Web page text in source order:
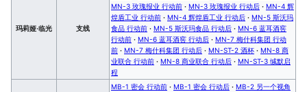
玛莉娅·临光 支线
MN-3 玫瑰报业 行动前 · MN-3 玫瑰报业 行动后 · MN-4 辉
煌盾工业 行动前 · MN-4 辉煌盾工业 行动后 · MN-5 斯沃玛
食品 行动前 · MN-5 斯沃玛食品 行动后 · MN-6 蓝耳酒窖
行动前 · MN-6 蓝耳酒窖 行动后 · MN-7 梅什科集团 行动
前 · MN-7 梅什科集团 行动后 · MN-ST-2 酒杯 · MN-8 商
业联合 行动前 · MN-8 商业联合 行动后 · MN-ST-3 缄默启
程
MB-1 密会 行动前 · MB-1 密会 行动后 · MB-2 另一个视角